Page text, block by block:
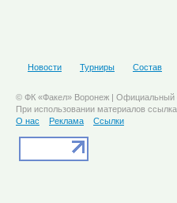
Новости Турниры Состав
© ФК «Факел» Воронеж | Официальный
При использовании материалов ссылка
О нас
Реклама Ссылки